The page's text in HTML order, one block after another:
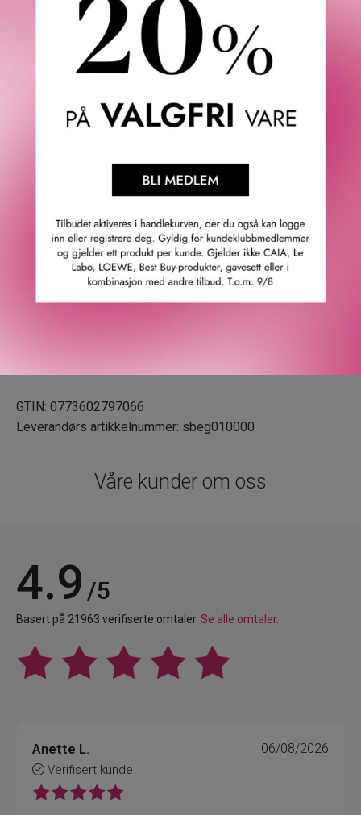
Denne alkoholfrie setting sprayen gir en mikrofin mist
som fikserer makeupen i opptil 24 timer. Den kontrollerer
glans samtidig som den gjør makeupen vannfast og
motstandsdyktig mot svette, fukt og overføring. Samtidig
Hvilke resultater får du?
Gir makeupen et friskt utseende i 24 timer.
Får makeupen til å føles mer behagelig i 24 timer.
Motstandsdyktig mot svette, fukt og overføring.
Gjør makeupen vannfast.
Gir makeupen et matt resultat.
Egnet for sensitiv hud, sensitive øyne og
GTIN: 0773602797066
Leverandørs artikkelnummer: sbeg010000
Våre kunder om oss
4.9 /5
Basert på 21963 verifiserte omtaler. Se alle omtaler.
Anette L.
Verifisert kunde
06/08/2026